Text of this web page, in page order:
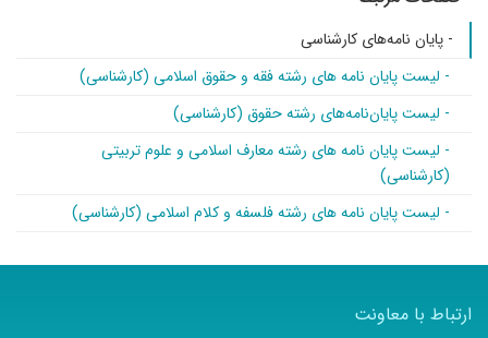
- پایان نامه‌های کارشناسی
- لیست پایان نامه های رشته فقه و حقوق اسلامی (کارشناسی)
- لیست پایان‌نامه‌های رشته حقوق (کارشناسی)
- لیست پایان نامه های رشته معارف اسلامی و علوم تربیتی
(کارشناسی)
- لیست پایان نامه های رشته فلسفه و کلام اسلامی (کارشناسی)
ارتباط با معاونت